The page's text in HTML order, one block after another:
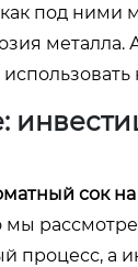
под ними
сок
мы
процесс, а